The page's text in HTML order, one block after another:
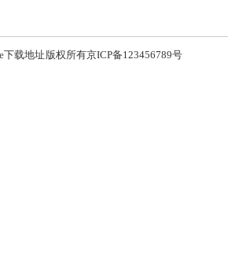
下载地址 版权所有京ICP备123456789号